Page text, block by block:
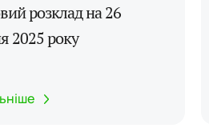
розклад на 26
2025 року